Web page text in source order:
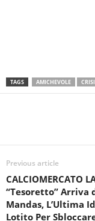
TAGS AMICHEVOLE CRISI
Previous article
CALCIOMERCATO
“Tesoretto” Arriva
Mandas, L’Ultima
Lotito Per